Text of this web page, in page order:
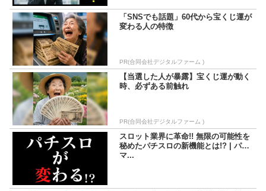
「SNSでも話題」60代から宝くじ運が
変わる人の特徴
PR(合同会社デジタルファーム )
【当選した人が暴露】宝くじ運が動く
時、必ずある前触れ
PR(合同会社デジタルファーム )
スロット業界に革命!! 無限の可能性を
秘めたパチスロの新機能とは!? | パチ
マ...